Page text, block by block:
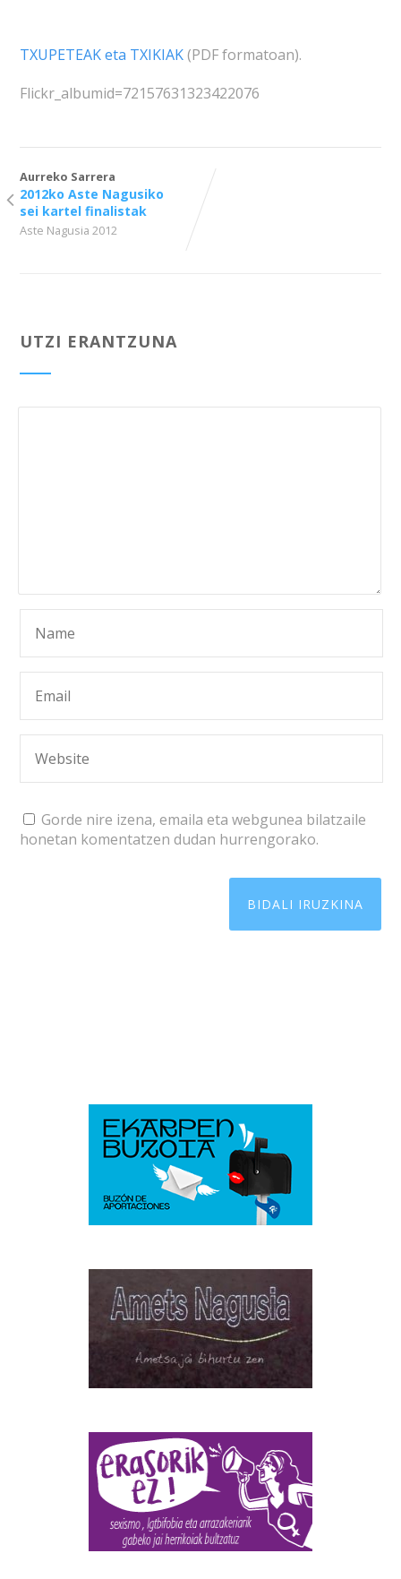
TXUPETEAK eta TXIKIAK(PDF formatoan).
Flickr_albumid=72157631323422076
Aurreko Sarrera
2012ko Aste Nagusiko
sei kartel finalistak
Aste Nagusia 2012
UTZI ERANTZUNA
Gorde nire izena, emaila eta webgunea bilatzaile
honetan komentatzen dudan hurrengorako.